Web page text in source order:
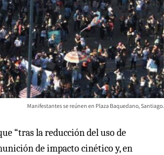
Manifestantes se reúnen en Plaza Baquedano, Santiago.
“tras la reducción del uso de
de impacto cinético y, en